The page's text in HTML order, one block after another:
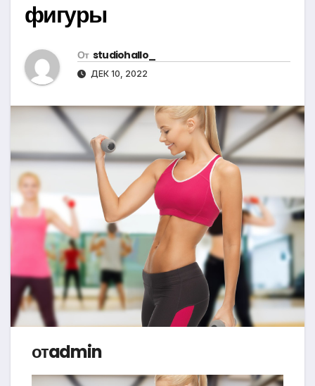
фигуры
От studiohallo_
ДЕК 10, 2022
отadmin